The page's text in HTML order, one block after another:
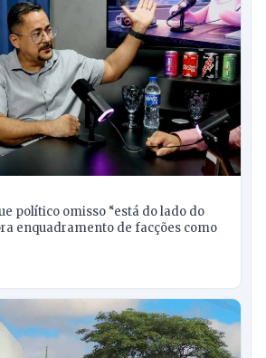
político omisso “está do lado do
enquadramento de facções como